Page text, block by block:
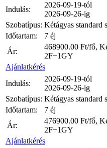
Indulás:
2026-09-19-tól
2026-09-26-ig
Szobatípus: Kétágyas standard
Időtartam:
7 éj
Ár:
468900.00 Ft/fő,
2F+1GY
Ajánlatkérés
Indulás:
2026-09-19-tól
2026-09-26-ig
Szobatípus: Kétágyas standard
Időtartam:
7 éj
Ár:
476900.00 Ft/fő,
2F+1GY
Ajánlatkérés